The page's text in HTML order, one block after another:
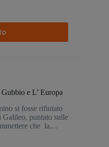
e L’ Europa
si fosse rifiutato
Galileo, puntato sulle
che la…